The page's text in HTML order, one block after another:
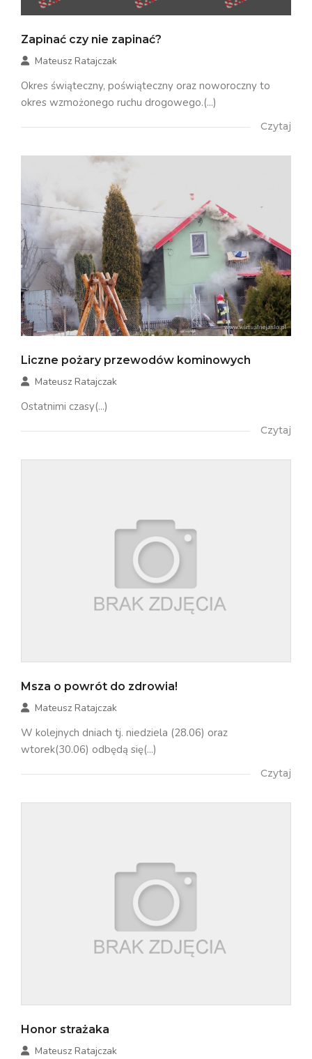
Zapinać czy nie zapinać?
Mateusz Ratajczak
Okres świąteczny, poświąteczny oraz noworoczny to
okres wzmożonego ruchu drogowego.(...)
Czytaj
Liczne pożary przewodów kominowych
Mateusz Ratajczak
Ostatnimi czasy(...)
Czytaj
Msza o powrót do zdrowia!
Mateusz Ratajczak
W kolejnych dniach tj. niedziela (28.06) oraz
wtorek(30.06) odbędą się(...)
Czytaj
Honor strażaka
Mateusz Ratajczak